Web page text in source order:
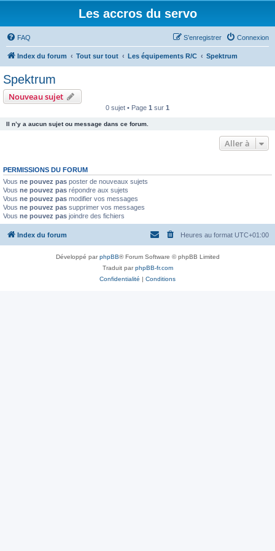
Les accros du servo
FAQ Connexion
S’enregistrer
Index du forum Tout sur tout Les équipements R/C Spektrum
Spektrum
Nouveau sujet
0 sujet • Page 1 sur 1
Il n’y a aucun sujet ou message dans ce forum.
Aller à
PERMISSIONS DU FORUM
Vous ne pouvez pas poster de nouveaux sujets
Vous ne pouvez pas répondre aux sujets
Vous ne pouvez pas modifier vos messages
Vous ne pouvez pas supprimer vos messages
Vous ne pouvez pas joindre des fichiers
Index du forum Heures au format UTC+01:00
Développé parphpBB® Forum Software © phpBB Limited
Traduit parphpBB-fr.com
Confidentialité | Conditions